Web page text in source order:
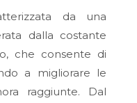
da una
dalla costante
che consente di
a migliorare le
raggiunte. Dal